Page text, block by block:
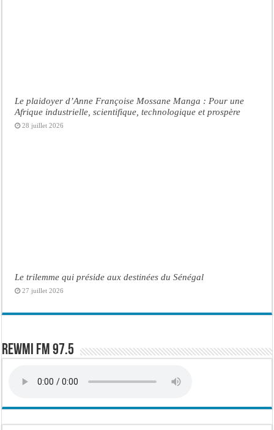
Le plaidoyer d’Anne Françoise Mossane Manga : Pour une
Afrique industrielle, scientifique, technologique et prospère
28 juillet 2026
Le trilemme qui préside aux destinées du Sénégal
27 juillet 2026
Rewmi FM 97.5